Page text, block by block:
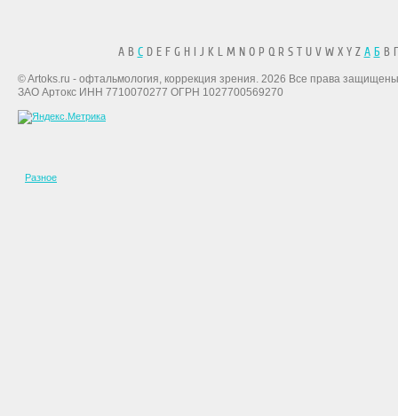
A B CD E F G H I J K L M N O P Q R S T U V W X Y Z А БВ
© Artoks.ru - офтальмология, коррекция зрения. 2026 Все права
ЗАО Артокс ИНН 7710070277 ОГРН 1027700569270
Разное